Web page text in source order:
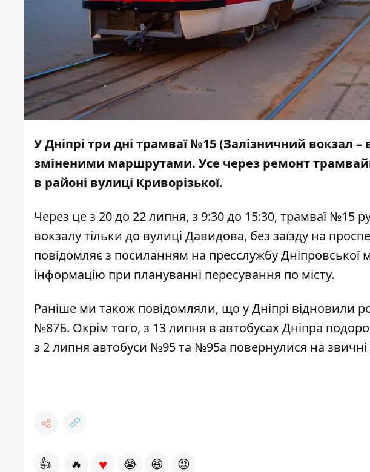
У Дніпрі три дні трамваї №15 (Залізничний вокзал
зміненими маршрутами. Усе через ремонт
в районі вулиці Криворізької.
Через це з 20 до 22 липня, з 9:30 до 15:30, трамваї №15
вокзалу тільки до вулиці Давидова, без заїзду на
повідомляє з посиланням на пресслужбу Дніпровської
інформацію при плануванні пересування по місту.
Раніше ми також повідомляли, що у Дніпрі відновили
№87Б. Окрім того, з 13 липня в автобусах Дніпра
з 2 липня автобуси №95 та №95а повернулися на
👍 🔥 ♥ 😭 😆 😡